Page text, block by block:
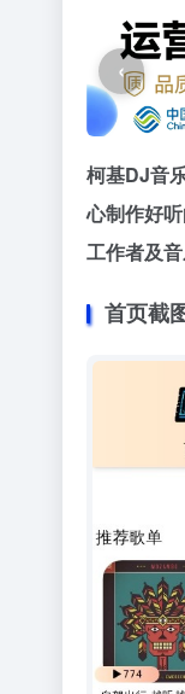
‹
柯基DJ音
心制作好
工作者及
首页截